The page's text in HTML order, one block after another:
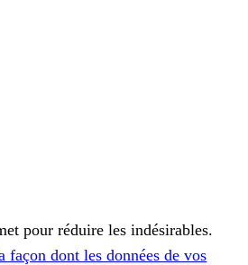
pour réduire les indésirables.
façon dont les données de vos